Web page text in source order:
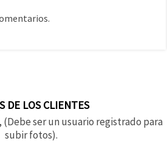
DE LOS CLIENTES
ser un usuario registrado para
subir fotos).